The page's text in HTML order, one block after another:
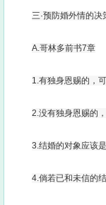
三·预防婚外情的决
A.哥林多前书7章
1.有独身恩赐的，
2.没有独身恩赐的
3.结婚的对象应该
4.倘若已和未信的